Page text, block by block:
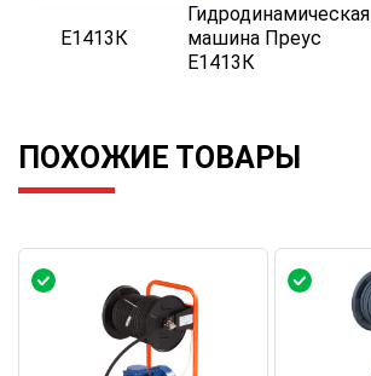
Е1413К
Гидродинамическая
машина Преус
Е1413К
ПОХОЖИЕ ТОВАРЫ